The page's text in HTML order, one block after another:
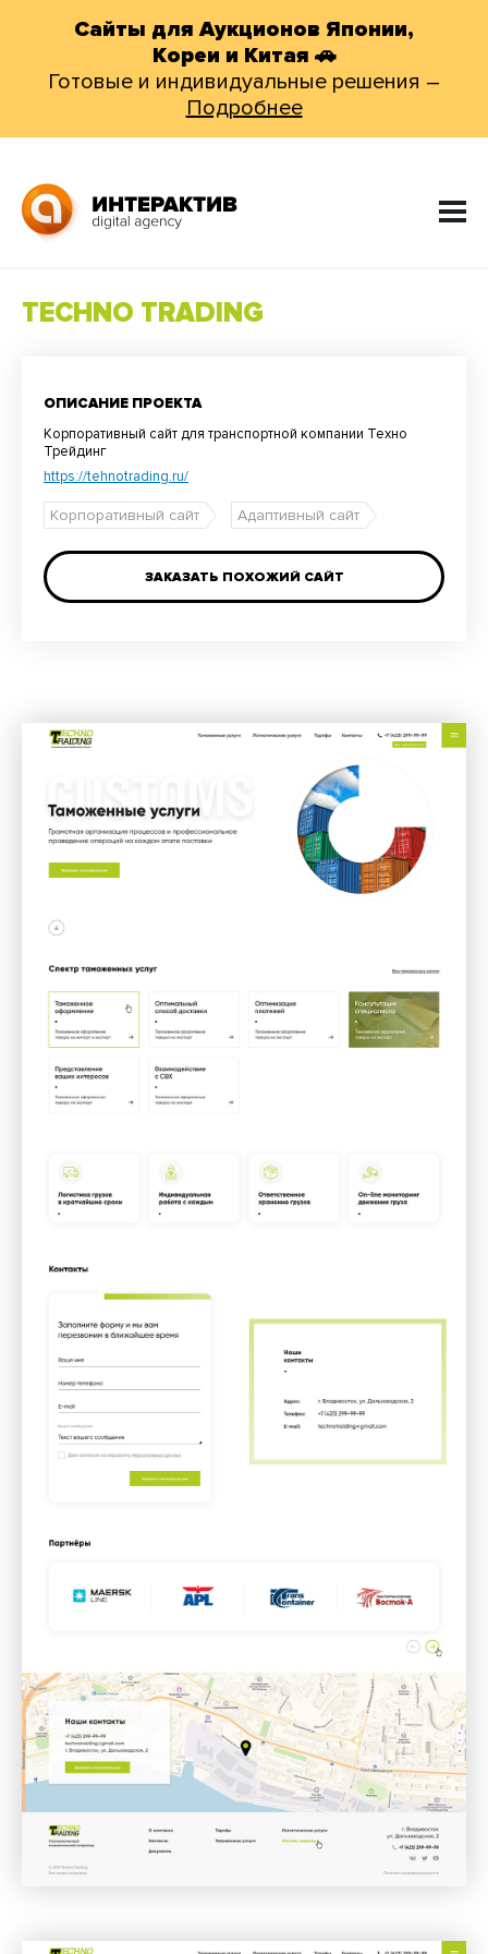
Сайты для Аукционов Японии,
Кореи и Китая 🚗
Готовые и индивидуальные решения –
Подробнее
TECHNO TRADING
ОПИСАНИЕ ПРОЕКТА
Корпоративный сайт для транспортной компании Техно
Трейдинг
https://tehnotrading.ru/
Корпоративный сайт Адаптивный сайт
ЗАКАЗАТЬ ПОХОЖИЙ САЙТ